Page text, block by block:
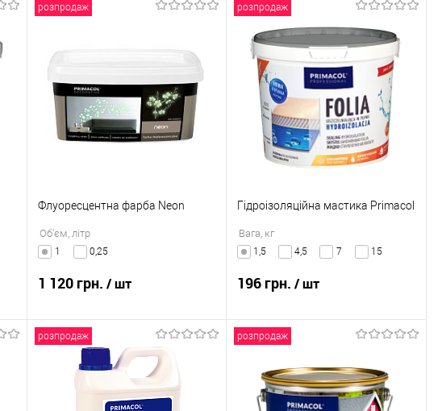
розпродаж
Флуоресцентна фарба Neon
Об'єм, літр
1 0,25
1 120 грн. / шт
В кошик
Купити в 1 клік
Порівняння
розпродаж
Гідроізоляційна мастика Primacol
Вага, кг
1,5 4,5 7 15
196 грн./ шт
Купити в 1 клік
Порівняння
розпродаж розпродаж